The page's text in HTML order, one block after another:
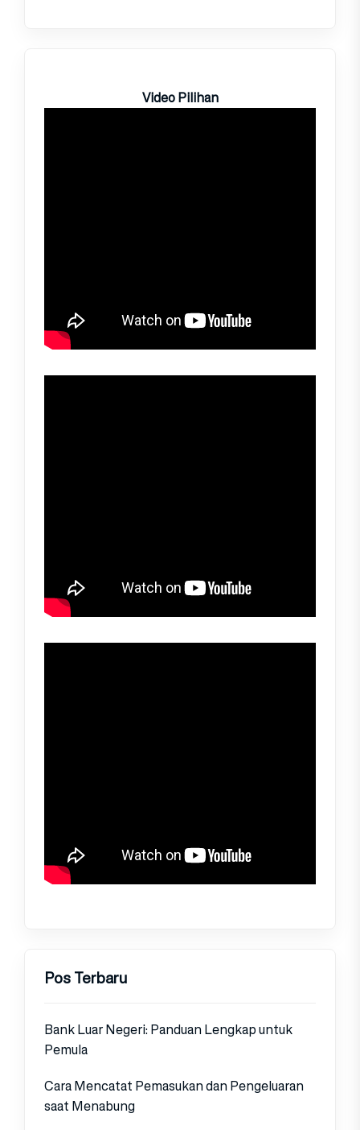
Video Pilihan
Pos Terbaru
Bank Luar Negeri: Panduan Lengkap untuk
Pemula
Cara Mencatat Pemasukan dan Pengeluaran
saat Menabung